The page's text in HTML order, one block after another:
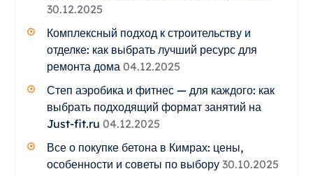
30.12.2025
Комплексный подход к строительству и
отделке: как выбрать лучший ресурс для
ремонта дома 04.12.2025
Степ аэробика и фитнес — для каждого: как
выбрать подходящий формат занятий на
Just-fit.ru 04.12.2025
Все о покупке бетона в Кимрах: цены,
особенности и советы по выбору 30.10.2025